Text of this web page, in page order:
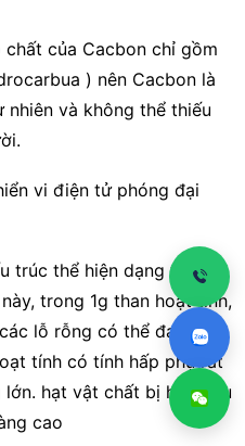
của Cacbon chỉ gồm
) nên Cacbon là
và không thể thiếu
vi điện tử phóng đại
trúc thể hiện dạng tổ ong
trong 1g than hoạt tính,
lỗ rỗng có thể đạt tới
tính có tính hấp phụ rất
lớn. hạt vật chất bị hấp phụ
cao